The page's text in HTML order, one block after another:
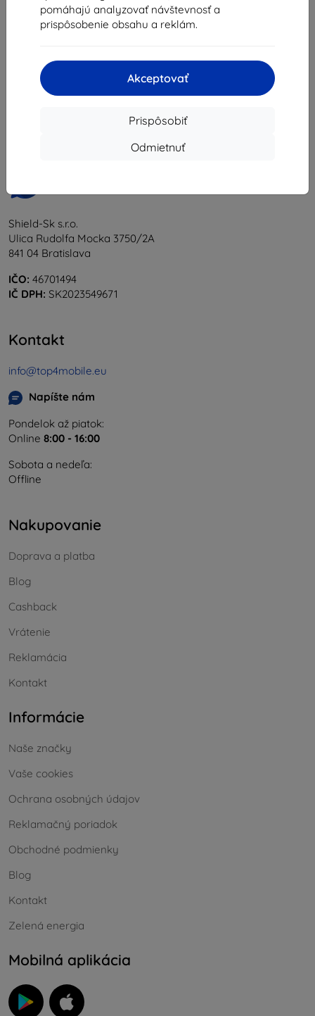
pomáhajú analyzovať návštevnosť a
prispôsobenie obsahu a reklám.
Akceptovať
Prispôsobiť
Odmietnuť
z celkom
Shield-Sk s.r.o.
Ulica Rudolfa Mocka 3750/2A
841 04 Bratislava
IČO: 46701494
IČ DPH: SK2023549671
Kontakt
info@top4mobile.eu
Napíšte nám
Pondelok až piatok:
Online 8:00 - 16:00
Sobota a nedeľa:
Offline
Nakupovanie
Doprava a platba
Blog
Cashback
Vrátenie
Reklamácia
Kontakt
Informácie
Naše značky
Vaše cookies
Ochrana osobných údajov
Reklamačný poriadok
Obchodné podmienky
Blog
Kontakt
Zelená energia
Mobilná aplikácia